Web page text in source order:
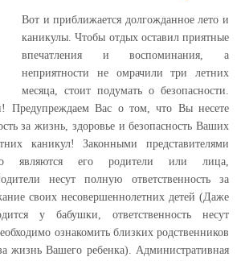
Вот и приближается долгожданное лето и
каникулы. Чтобы отдых оставил приятные
впечатления и воспоминания, а
неприятности не омрачили три летних
месяца, стоит подумать о безопасности.
Предупреждаем Вас о том, что Вы несете
за жизнь, здоровье и безопасность Ваших
каникул! Законными представителями
являются его родители или лица,
несут полную ответственность за
своих несовершеннолетних детей (Даже
у бабушки, ответственность несут
ознакомить близких родственников
жизнь Вашего ребенка). Административная